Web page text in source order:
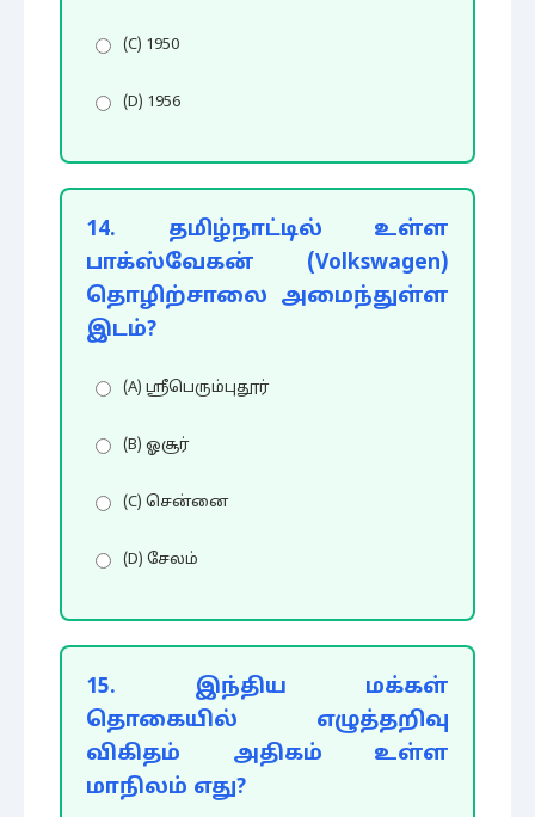
(C) 1950
(D) 1956
14. தமிழ்நாட்டில் உள்ள
பாக்ஸ்வேகன் (Volkswagen)
தொழிற்சாலை அமைந்துள்ள
இடம்?
(A) ஸ்ரீபெரும்புதூர்
(B) ஓசூர்
(C) சென்னை
(D) சேலம்
15. இந்திய மக்கள்
தொகையில் எழுத்தறிவு
விகிதம் அதிகம் உள்ள
மாநிலம் எது?